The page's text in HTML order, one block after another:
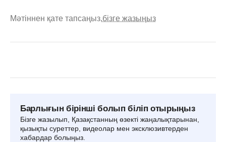
Мәтіннен қате тапсаңыз,бізге жазыңыз
Барлығын бірінші болып біліп отырыңыз
Бізге жазылып, Қазақстанның өзекті жаңалықтарынан,
қызықты суреттер, видеолар мен эксклюзивтерден
хабардар болыңыз.